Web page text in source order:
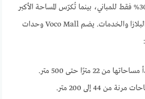
طوابق، مع تخصيص 30% فقط للمباني، بينما تُكرّس المساحة الأكبر
للمساحات الخضراء والبلازا والخدمات. يضم Voco Mall وحدات
22 مترًا حتى 500 متر.
من 44 إلى 200 متر.